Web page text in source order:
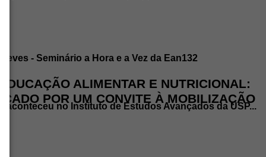
ALIMENTAR E NUTRICIONAL:
POR UM CONVITE À MOBILIZAÇÃO
aconteceu no Instituto de Estudos Avançados da USP...